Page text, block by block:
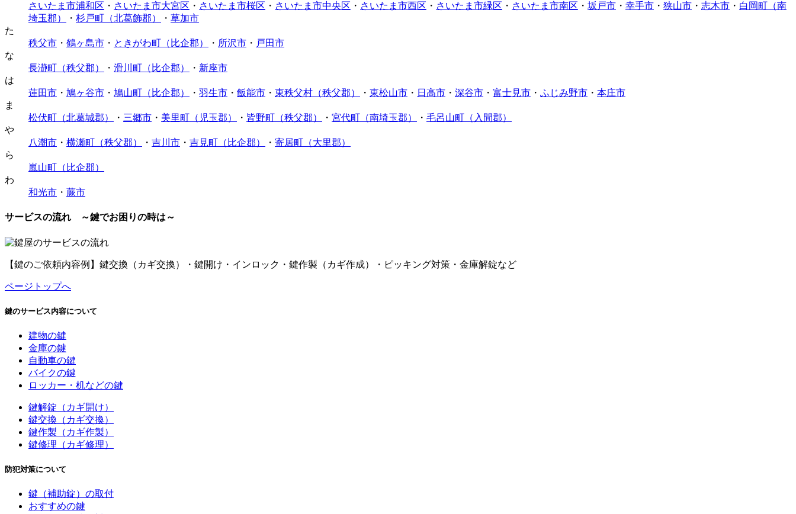
さいたま市浦和区 ・ さいたま市大宮区 ・ さいたま市桜区 ・ さいたま市中央区 ・ さいたま市西区 ・ さいたま市緑区 ・ さいたま市南区 ・ 坂戸市 ・ 幸手市 ・ 狭山市 ・ 志木市 ・ 白岡町（南
埼玉郡）
・ 杉戸町（北葛飾郡） ・ 草加市
た
秩父市 ・ 鶴ヶ島市 ・ ときがわ町（比企郡） ・ 所沢市 ・ 戸田市
な
長瀞町（秩父郡）
・ 滑川町（比企郡） ・ 新座市
は
蓮田市 ・ 鳩ヶ谷市 ・ 鳩山町（比企郡） ・ 羽生市 ・ 飯能市 ・ 東秩父村（秩父郡） ・ 東松山市 ・ 日高市 ・ 深谷市 ・ 富士見市 ・ ふじみ野市 ・ 本庄市
ま
松伏町（北葛城郡）
・ 三郷市 ・ 美里町（児玉郡） ・ 皆野町（秩父郡） ・ 宮代町（南埼玉郡） ・ 毛呂山町（入間郡）
や
八潮市 ・ 横瀬町（秩父郡） ・ 吉川市 ・ 吉見町（比企郡） ・ 寄居町（大里郡）
ら
嵐山町（比企郡）
わ
和光市 ・ 蕨市
サービスの流れ ～鍵でお困りの時は～
【鍵のご依頼内容例】鍵交換（カギ交換）・鍵開け・インロック・鍵作製（カギ作成）・ピッキング対策・金庫解錠など
ページトップへ
鍵のサービス内容について
建物の鍵
金庫の鍵
自動車の鍵
バイクの鍵
ロッカー・机などの鍵
鍵解錠（カギ開け）
鍵交換（カギ交換）
鍵作製（カギ作製）
鍵修理（カギ修理）
防犯対策について
鍵（補助錠）の取付
おすすめの鍵